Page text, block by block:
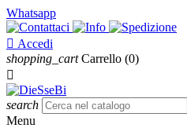
Whatsapp
 Accedi
shopping_cart Carrello (0)

search
Menu